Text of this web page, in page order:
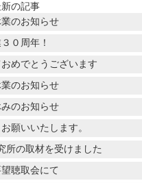
の記事
のお知らせ
０周年！
めでとうございます
のお知らせ
みのお知らせ
願いいたします。
所の取材を受けました
聴取会にて